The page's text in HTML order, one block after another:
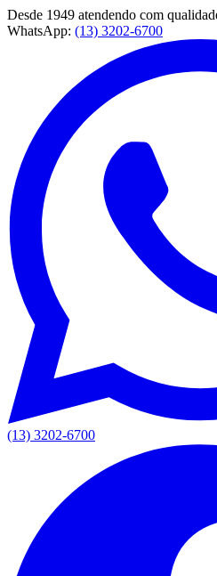
Desde 1949 atendendo com
WhatsApp: (13) 3202-6700
(13) 3202-6700